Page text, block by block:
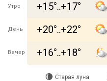
Утро +15°..+17°
День +20°..+22°
Вечер +16°..+18°
Старая луна